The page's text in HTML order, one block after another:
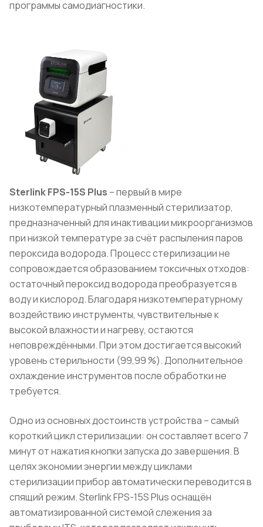
программы самодиагностики.
Sterlink FPS-15S Plus – первый в мире
низкотемпературный плазменный стерилизатор,
предназначенный для инактивации микроорганизмов
при низкой температуре за счёт распыления паров
пероксида водорода. Процесс стерилизации не
сопровождается образованием токсичных отходов:
остаточный пероксид водорода преобразуется в
воду и кислород. Благодаря низкотемпературному
воздействию инструменты, чувствительные к
высокой влажности и нагреву, остаются
неповреждёнными. При этом достигается высокий
уровень стерильности (99,99 %). Дополнительное
охлаждение инструментов после обработки не
требуется.
Одно из основных достоинств устройства – самый
короткий цикл стерилизации: он составляет всего 7
минут от нажатия кнопки запуска до завершения. В
целях экономии энергии между циклами
стерилизации прибор автоматически переводится в
спящий режим. Sterlink FPS-15S Plus оснащён
автоматизированной системой слежения за